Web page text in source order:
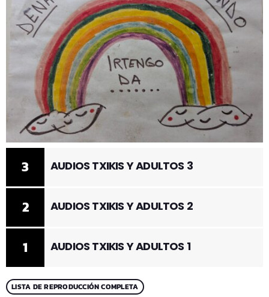
1 AUDIOS TXIKIS Y ADULTOS 1
2 AUDIOS TXIKIS Y ADULTOS 2
3 AUDIOS TXIKIS Y ADULTOS 3
LISTA DE REPRODUCCIÓN COMPLETA